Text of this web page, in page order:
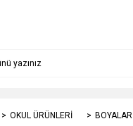
OKUL ÜRÜNLERİ BOYALAR